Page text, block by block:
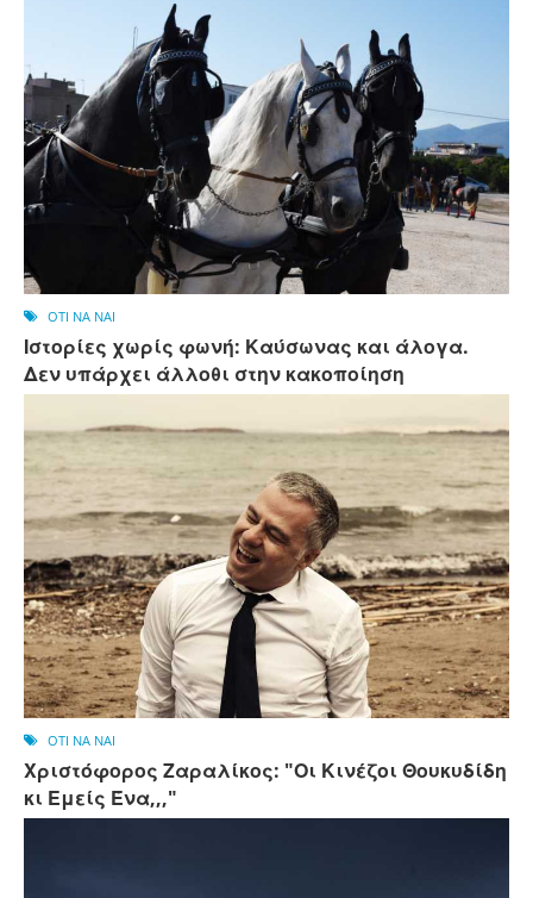
OTI NA NAI
Ιστορίες χωρίς φωνή: Καύσωνας και άλογα.
Δεν υπάρχει άλλοθι στην κακοποίηση
OTI NA NAI
Χριστόφορος Ζαραλίκος: "Οι Κινέζοι Θουκυδίδη
κι Εμείς Ένα,,,"